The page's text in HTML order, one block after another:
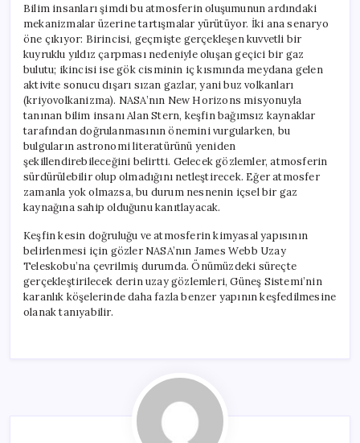
Bilim insanları şimdi bu atmosferin oluşumunun ardındaki
mekanizmalar üzerine tartışmalar yürütüyor. İki ana senaryo
öne çıkıyor: Birincisi, geçmişte gerçekleşen kuvvetli bir
kuyruklu yıldız çarpması nedeniyle oluşan geçici bir gaz
bulutu; ikincisi ise gök cisminin iç kısmında meydana gelen
aktivite sonucu dışarı sızan gazlar, yani buz volkanları
(kriyovolkanizma). NASA’nın New Horizons misyonuyla
tanınan bilim insanı Alan Stern, keşfin bağımsız kaynaklar
tarafından doğrulanmasının önemini vurgularken, bu
bulguların astronomi literatürünü yeniden
şekillendirebileceğini belirtti. Gelecek gözlemler, atmosferin
sürdürülebilir olup olmadığını netleştirecek. Eğer atmosfer
zamanla yok olmazsa, bu durum nesnenin içsel bir gaz
kaynağına sahip olduğunu kanıtlayacak.
Keşfin kesin doğruluğu ve atmosferin kimyasal yapısının
belirlenmesi için gözler NASA’nın James Webb Uzay
Teleskobu’na çevrilmiş durumda. Önümüzdeki süreçte
gerçekleştirilecek derin uzay gözlemleri, Güneş Sistemi’nin
karanlık köşelerinde daha fazla benzer yapının keşfedilmesine
olanak tanıyabilir.